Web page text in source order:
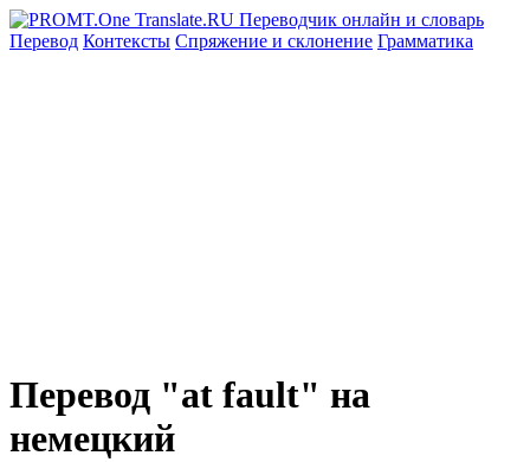
Перевод Контексты Спряжение и склонение Грамматика
Перевод "at fault" на
немецкий